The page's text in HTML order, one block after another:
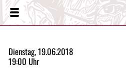
Menü
Dienstag, 19.06.2018
19:00 Uhr